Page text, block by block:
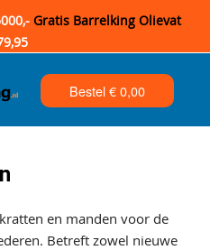
Gratis Barrelking Olievat
Bestel €0,00
en manden voor de
Betreft zowel nieuwe